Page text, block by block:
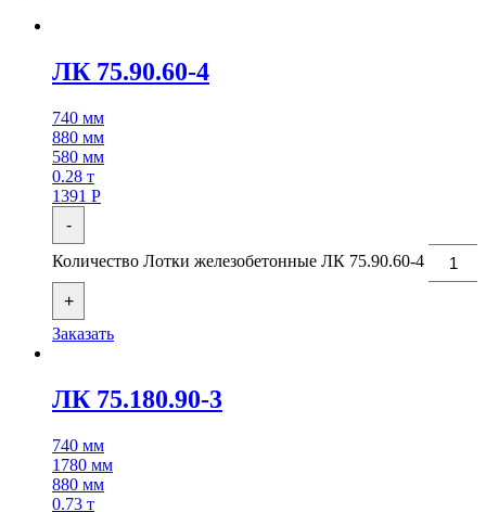
ЛК 75.90.60-4
740 мм
880 мм
580 мм
0.28 т
1391 Р
-
Количество Лотки железобетонные ЛК 75.90.60-4
+
Заказать
ЛК 75.180.90-3
740 мм
1780 мм
880 мм
0.73 т